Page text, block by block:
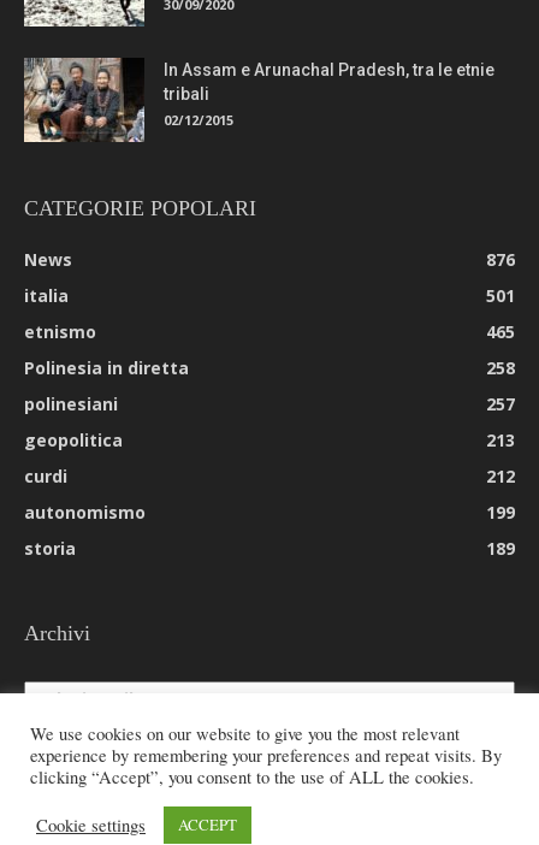
30/09/2020
In Assam e Arunachal Pradesh, tra le etnie
tribali
02/12/2015
CATEGORIE POPOLARI
News
876
italia
501
etnismo
465
Polinesia in diretta
258
polinesiani
257
geopolitica
213
curdi
212
autonomismo
199
storia
189
Archivi
Archivi
© 2026 All rights reserved - Etnie -
We use cookies on our website to give you the most relevant
experience by remembering your preferences and repeat visits. By
clicking “Accept”, you consent to the use of ALL the cookies.
Cookie settings ACCEPT